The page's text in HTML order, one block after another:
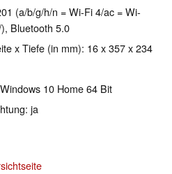
(a/b/g/h/n = Wi-Fi 4/ac = Wi-
Bluetooth 5.0
x Tiefe (in mm): 16 x 357 x 234
10 Home 64 Bit
ja